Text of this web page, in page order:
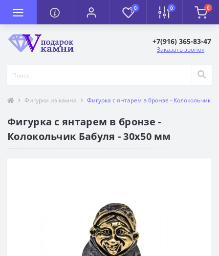
0 0 0
+7(916) 365-83-47
Заказать звонок
Фигурки из камня Фигурка с янтарем в бронзе - Колокольчик
Фигурка с янтарем в бронзе -
Колокольчик Бабуля - 30х50 мм